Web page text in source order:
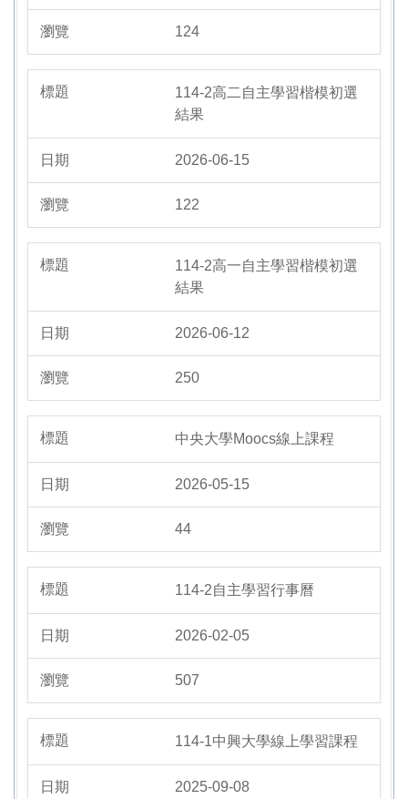
124
114-2高二自主學習楷模初選
結果
2026-06-15
122
114-2高一自主學習楷模初選
結果
2026-06-12
250
中央大學Moocs線上課程
2026-05-15
44
114-2自主學習行事曆
2026-02-05
507
114-1中興大學線上學習課程
2025-09-08